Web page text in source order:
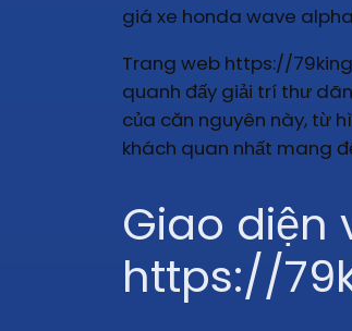
giá xe honda wave alpha
Trang web https://
quanh đấy giải trí thư
của căn nguyên này, từ
khách quan nhất mang
Giao diện
https://